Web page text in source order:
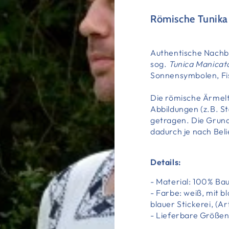
Römische Tunika
Authentische
sog. Tunica
Sonnensymbolen,
Die römische
Abbildungen (z.B.
getragen. Die
dadurch je nach
Details:
- Material: 100%
- Farbe: weiß, mit
blauer Stickerei,
- Lieferbare